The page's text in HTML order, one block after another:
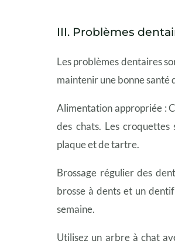
III. Problèmes
Les problèmes dentaires
maintenir une bonne santé
Alimentation appropriée :
des chats. Les
plaque et de tartre.
Brossage régulier des
brosse à dents et un
semaine.
Utilisez un arbre à chat